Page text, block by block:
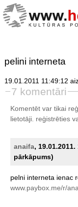
pelini interneta
19.01.2011 11:49:12
7 komentāri
Komentēt var tikai
lietotāji. reģistrēties
anaifa,
pārkāpums)
pelni interneta ienac
www.paybox.me/r/